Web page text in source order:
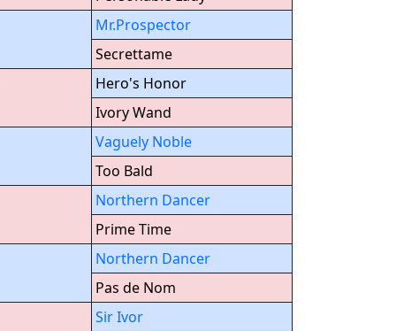
Mr.Prospector
Secrettame
Hero's Honor
Ivory Wand
Vaguely Noble
Too Bald
Northern Dancer
Prime Time
Northern Dancer
Pas de Nom
Sir Ivor